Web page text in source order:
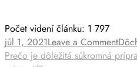
Počet videní článku: 1 797
júl 1, 2021Leave a Comment
Prečo je dôležitá súkromná